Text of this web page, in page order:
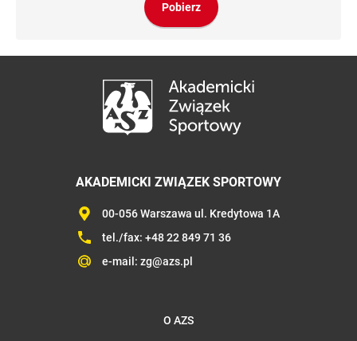
Pobierz
AKADEMICKI ZWIĄZEK SPORTOWY
00-056 Warszawa ul. Kredytowa 1A
tel./fax: +48 22 849 71 36
e-mail: zg@azs.pl
O AZS